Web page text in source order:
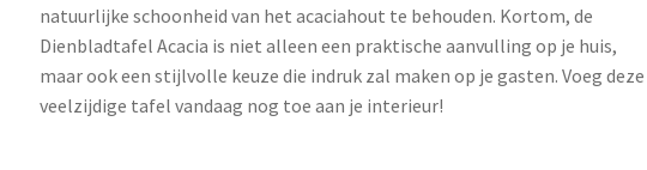
natuurlijke schoonheid van het acaciahout te behouden. Kortom, de
Dienbladtafel Acacia is niet alleen een praktische aanvulling op je huis,
maar ook een stijlvolle keuze die indruk zal maken op je gasten. Voeg deze
veelzijdige tafel vandaag nog toe aan je interieur!